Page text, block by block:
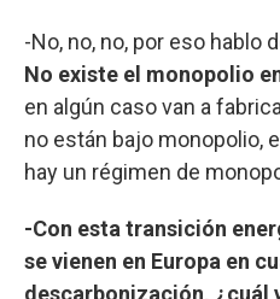
-No, no, no, por eso hablo
No existe el monopolio
en algún caso van a
no están bajo monopolio,
hay un régimen de
-Con esta transición
se vienen en Europa en
descarbonización, ¿cuál